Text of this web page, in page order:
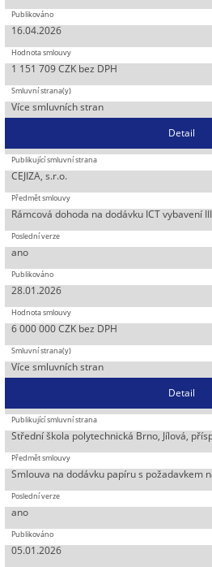
16.04.2026
1 151 709 CZK bez DPH
Více smluvních stran
Detail
CEJIZA, s.r.o.
Rámcová dohoda na dodávku ICT vybavení
ano
28.01.2026
6 000 000 CZK bez DPH
Více smluvních stran
Detail
Střední škola polytechnická Brno, Jílová,
Smlouva na dodávku papíru s požadavkem
ano
05.01.2026